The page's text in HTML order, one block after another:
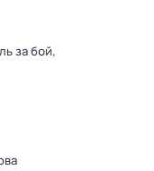
за бой,